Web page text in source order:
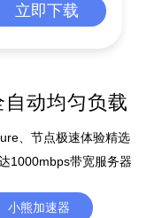
立即下载
自动均匀负载
、节点极速体验精选
1000mbps带宽服务器
小熊加速器